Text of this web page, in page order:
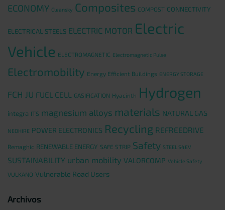
ECONOMY Cleansky Composites COMPOST CONNECTIVITY
ELECTRICAL STEELS ELECTRIC MOTOR Electric
Vehicle ELECTROMAGNETIC Electromagnetic Pulse
Electromobility Energy Efficient Buildings ENERGY STORAGE
FCH JU FUEL CELL GASIFICATION Hyacinth Hydrogen
integra ITS magnesium alloys materials NATURAL GAS
NEOHIRE POWER ELECTRONICS Recycling REFREEDRIVE
Remaghic RENEWABLE ENERGY SAFE STRIP Safety STEEL S4EV
SUSTAINABILITY urban mobility VALORCOMP Vehicle Safety
VULKANO Vulnerable Road Users
Archivos